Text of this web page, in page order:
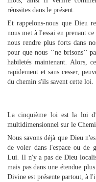
réussites dans le présent.
Et rappelons-nous que Dieu
nous met à l'essai en prenant
nous rendre plus forts dans
pour que nous ‘‘ne brisons’’
habiletés maintenant. Alors,
rapidement et sans cesser,
du chemin s'ils savent cette loi.
La cinquième loi est la loi
multidimensionnel sur le
Nous savons déjà que Dieu
de voler dans l'espace ou de
Lui. Il n'y a pas de Dieu
mais pas dans une étendue
Divine est présente partout, à